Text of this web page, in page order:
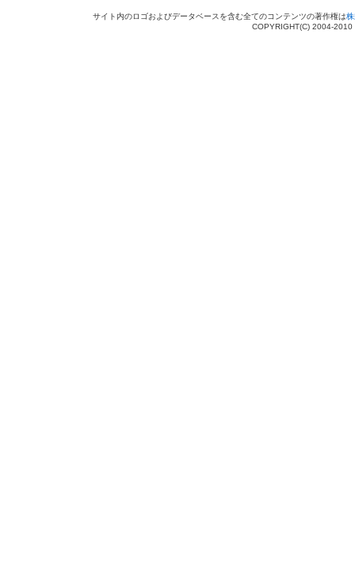
サイト内のロゴおよびデータベースを含む全てのコンテンツの著作権は
COPYRIGHT(C) 2004-